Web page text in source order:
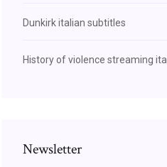
Dunkirk italian subtitles
History of violence streaming ita
Newsletter